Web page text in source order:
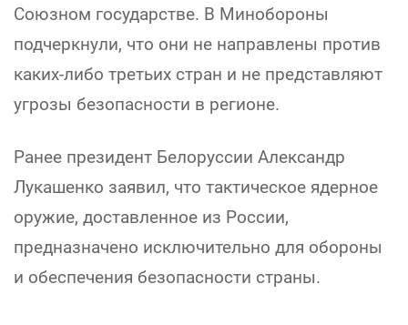
Союзном государстве. В Минобороны
подчеркнули, что они не направлены против
каких-либо третьих стран и не представляют
угрозы безопасности в регионе.
Ранее президент Белоруссии Александр
Лукашенко заявил, что тактическое ядерное
оружие, доставленное из России,
предназначено исключительно для обороны
и обеспечения безопасности страны.